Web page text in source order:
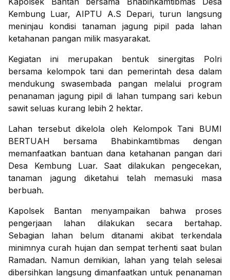
Kembung Luar, AIPTU A.S Depari, turun langsung
meninjau kondisi tanaman jagung pipil pada lahan
ketahanan pangan milik masyarakat.
Kegiatan ini merupakan bentuk sinergitas Polri
bersama kelompok tani dan pemerintah desa dalam
mendukung swasembada pangan melalui program
penanaman jagung pipil di lahan tumpang sari kebun
sawit seluas kurang lebih 2 hektar.
Lahan tersebut dikelola oleh Kelompok Tani BUMI
BERTUAH bersama Bhabinkamtibmas dengan
memanfaatkan bantuan dana ketahanan pangan dari
Desa Kembung Luar. Saat dilakukan pengecekan,
tanaman jagung diketahui telah memasuki masa
berbuah.
Kapolsek Bantan menyampaikan bahwa proses
pengerjaan lahan dilakukan secara bertahap.
Sebagian lahan belum ditanami akibat terkendala
minimnya curah hujan dan sempat terhenti saat bulan
Ramadan. Namun demikian, lahan yang telah selesai
dibersihkan langsung dimanfaatkan untuk penanaman